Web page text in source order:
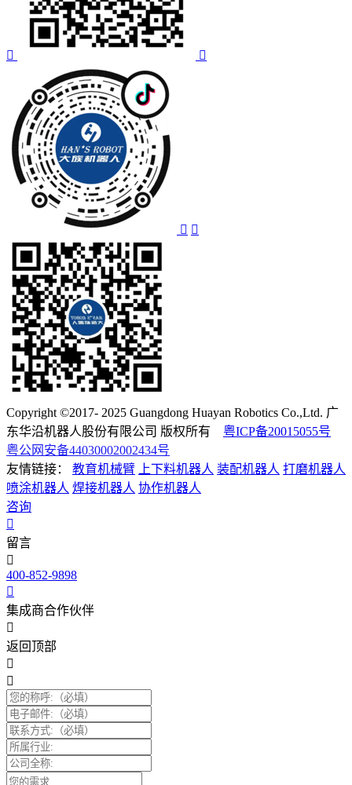
Copyright ©2017- 2025 Guangdong Huayan Robotics Co.,Ltd. 广
东华沿机器人股份有限公司 版权所有 粤ICP备20015055号
粤公网安备44030002002434号
友情链接：
教育机械臂 上下料机器人 装配机器人 打磨机器人
喷涂机器人 焊接机器人 协作机器人
咨询
留言
400-852-9898
集成商合作伙伴
返回顶部